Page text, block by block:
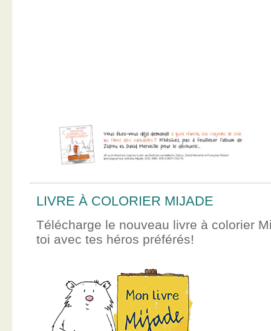
LIVRE À COLORIER MIJADE
Télécharge le nouveau livre à colorier
toi avec tes héros préférés!